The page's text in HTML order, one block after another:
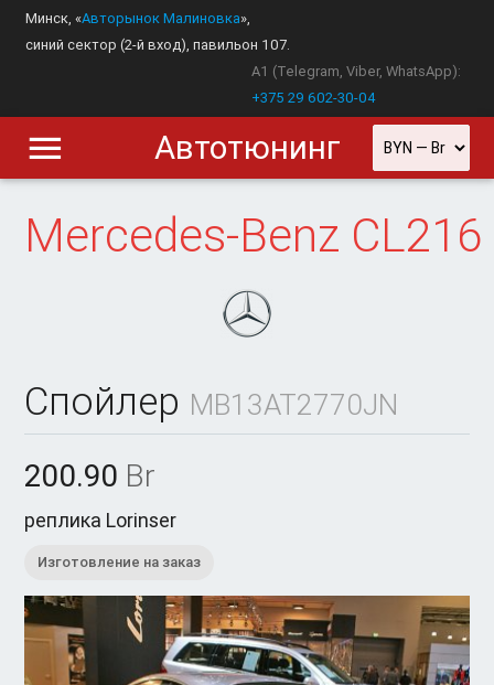
Минск, «Авторынок Малиновка»,
синий сектор (2-й вход), павильон 107.
A1 (Telegram, Viber, WhatsApp):
+375 29 602-30-04
Автотюнинг
Mercedes-Benz CL216
Спойлер MB13AT2770JN
200.90 Br
реплика Lorinser
Изготовление на заказ